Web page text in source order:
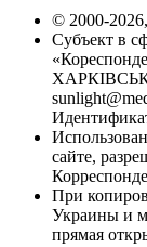
© 2000-
Субъект в
сайте,
При
Украины и
прямая